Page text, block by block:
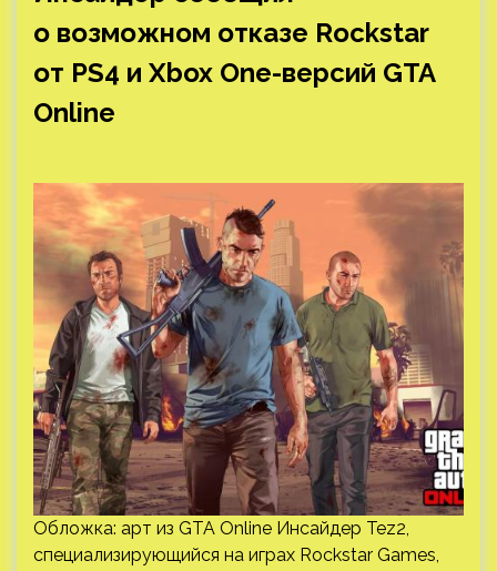
Обложка: арт из GTA Online Инсайдер Tez2,
специализирующийся на играх Rockstar Games,
сообщил о том, что компания надумала
прекратить поддержку PS4 и Xbox One-версий
Grand Theft Auto Online уже летом 2023 года. От
поддержки PS3 и Xbox 360 компания отказалась…
PC
Модель показала косплей